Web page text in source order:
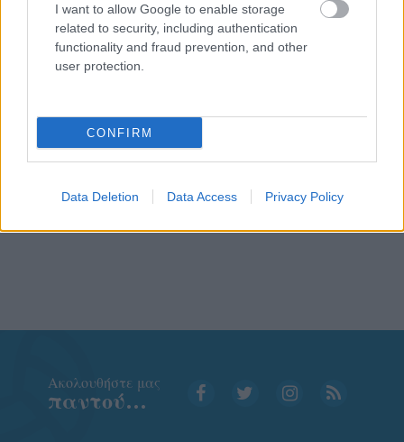
I want to allow Google to enable storage
related to security, including authentication
functionality and fraud prevention, and other
user protection.
CONFIRM
Data Deletion Data Access Privacy Policy
Aκολουθήστε μας
παντού…